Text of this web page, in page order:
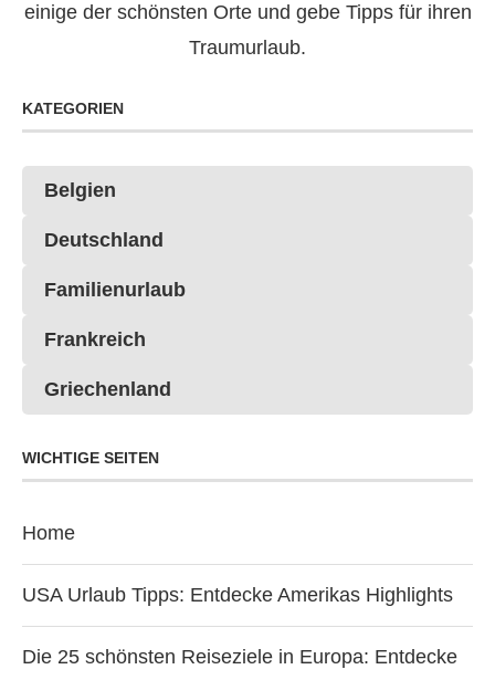
einige der schönsten Orte und gebe Tipps für ihren
Traumurlaub.
KATEGORIEN
Belgien
Deutschland
Familienurlaub
Frankreich
Griechenland
WICHTIGE SEITEN
Home
USA Urlaub Tipps: Entdecke Amerikas Highlights
Die 25 schönsten Reiseziele in Europa: Entdecke